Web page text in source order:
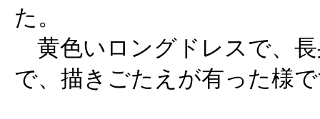
た。
黄色いロングドレスで、
で、描きごたえが有った様